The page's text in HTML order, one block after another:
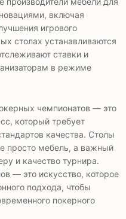
включая
игрового
столах устанавливаются
ставки и
в режиме
чемпионатов — это
который требует
качества. Столы
просто мебель, а важный
и качество турнира.
— это искусство, которое
подхода, чтобы
покерного